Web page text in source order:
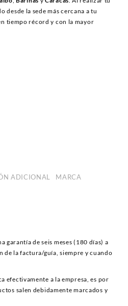
desde la sede más cercana a tu
tiempo récord y con la mayor
ADICIONAL MARCA
garantía de seis meses (180 días) a
de la factura/guía, siempre y cuando
efectivamente a la empresa, es por
salen debidamente marcados y